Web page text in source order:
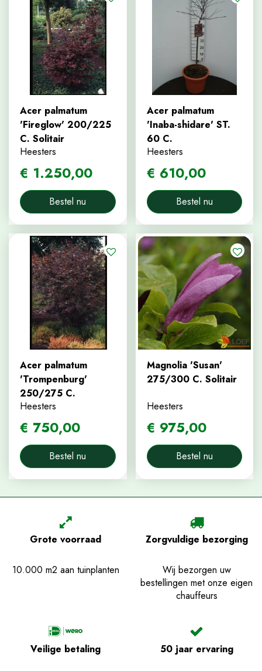
Acer palmatum
'Fireglow' 200/225
C. Solitair
Heesters
€ 1.250,00
Bestel nu
Acer palmatum
'Inaba-shidare' ST.
60 C.
Heesters
€ 610,00
Bestel nu
Acer palmatum
'Trompenburg'
250/275 C.
Heesters
€ 750,00
Bestel nu
Magnolia 'Susan'
275/300 C. Solitair
Heesters
€ 975,00
Bestel nu
Grote voorraad
10.000 m2 aan tuinplanten
Zorgvuldige bezorging
Wij bezorgen uw
bestellingen met onze eigen
chauffeurs
Veilige betaling 50 jaar ervaring